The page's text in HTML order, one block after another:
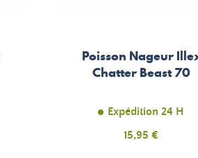
Poisson Nageur
Chatter Beast 70
Expédition 24 H
Prix
15,95 €